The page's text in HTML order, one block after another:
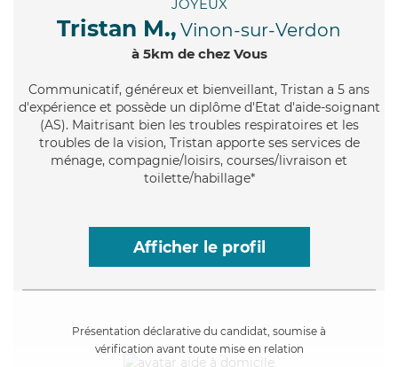
JOYEUX
Tristan M., Vinon-sur-Verdon
à 5km de chez Vous
Communicatif, généreux et bienveillant, Tristan a 5 ans
d'expérience et possède un diplôme d'Etat d'aide-soignant
(AS). Maitrisant bien les troubles respiratoires et les
troubles de la vision, Tristan apporte ses services de
ménage, compagnie/loisirs, courses/livraison et
toilette/habillage*
Afficher le profil
Présentation déclarative du candidat, soumise à
vérification avant toute mise en relation